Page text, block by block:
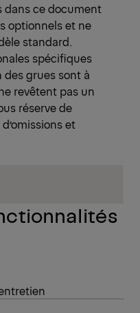
dans ce document
optionnels et ne
standard.
spécifiques
grues sont à
revêtent pas un
réserve de
et